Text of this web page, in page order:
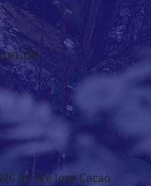
by We love Cacao